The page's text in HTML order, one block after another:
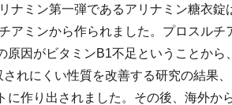
ナミン第一弾であるアリナミン糖衣錠
アミンから作られました。プロスルチ
原因がビタミンB1不足ということから
れにくい性質を改善する研究の結果
に作り出されました。その後、海外か